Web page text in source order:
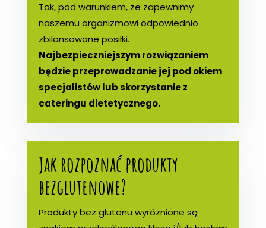
Tak, pod warunkiem, że zapewnimy
naszemu organizmowi odpowiednio
zbilansowane posiłki.
Najbezpieczniejszym rozwiązaniem
będzie przeprowadzanie jej pod okiem
specjalistów lub skorzystanie z
cateringu dietetycznego.
Jak rozpoznać produkty
bezglutenowe?
Produkty bez glutenu wyróżnione są